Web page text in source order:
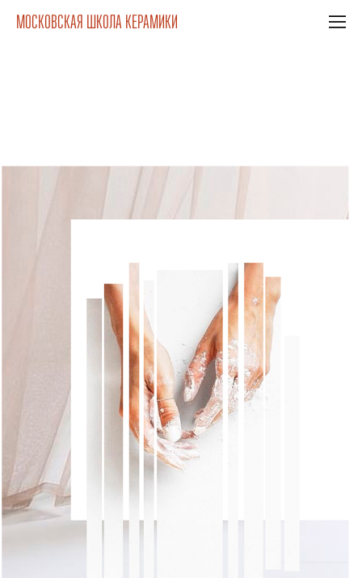
МОСКОВСКАЯ ШКОЛА КЕРАМИКИ